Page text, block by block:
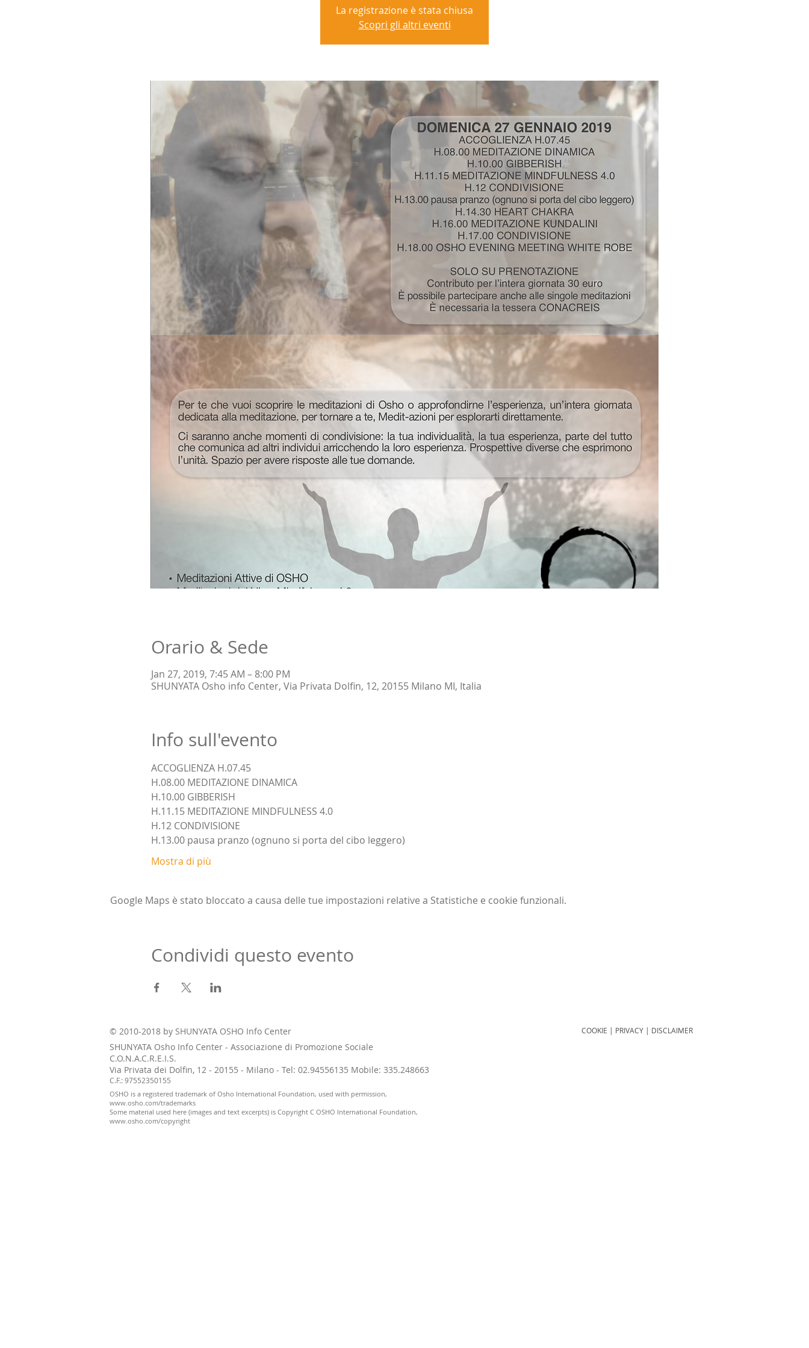
La registrazione è stata chiusa
Scopri gli altri eventi
Orario & Sede
Jan 27, 2019, 7:45 AM – 8:00 PM
SHUNYATA Osho info Center, Via Privata Dolfin, 12, 20155 Milano MI, Italia
Info sull'evento
ACCOGLIENZA H.07.45
H.08.00 MEDITAZIONE DINAMICA
H.10.00 GIBBERISH
H.11.15 MEDITAZIONE MINDFULNESS 4.0
H.12 CONDIVISIONE
H.13.00 pausa pranzo (ognuno si porta del cibo leggero)
Mostra di più
Google Maps è stato bloccato a causa delle tue impostazioni relative a Statistiche e cookie funzionali.
Condividi questo evento
© 2010-2018 by SHUNYATA OSHO Info Center
SHUNYATA Osho Info Center - Associazione di Promozione Sociale
C.O.N.A.C.R.E.I.S.
Via Privata dei Dolfin, 12 - 20155 - Milano - Tel: 02.94556135 Mobile: 335.248663
C.F.: 97552350155
OSHO is a registered trademark of Osho International Foundation, used with permission,
www.osho.com/trademarks
Some material used here (images and text excerpts) is Copyright C OSHO International Foundation,
www.osho.com/copyright
COOKIE | PRIVACY | DISCLAIMER